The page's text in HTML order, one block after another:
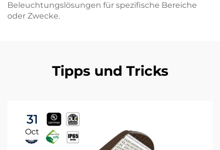
Beleuchtungslösungen für spezifische Bereiche
oder Zwecke.
Tipps und Tricks
31
Oct